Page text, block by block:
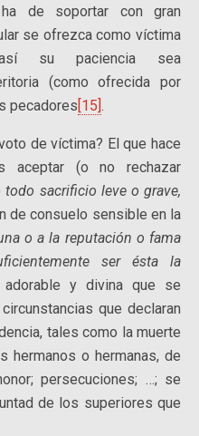
de soportar con gran
se ofrezca como víctima
su paciencia sea
(como ofrecida por
pecadores[15].
de víctima? El que hace
aceptar (o no rechazar
todo sacrificio leve o grave,
de consuelo sensible en la
o a la reputación o fama
ser ésta la
adorable y divina que se
que declaran
tales como la muerte
hermanos o hermanas, de
persecuciones; …; se
de los superiores que